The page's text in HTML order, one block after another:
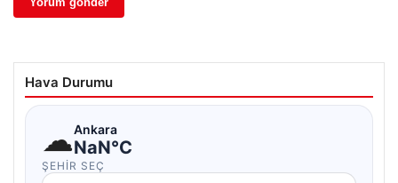
Hava Durumu
☁Ankara
NaN°C
ŞEHIR SEÇ